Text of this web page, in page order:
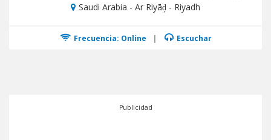
Saudi Arabia - Ar Riyāḑ - Riyadh
Frecuencia: Online | Escuchar
Publicidad